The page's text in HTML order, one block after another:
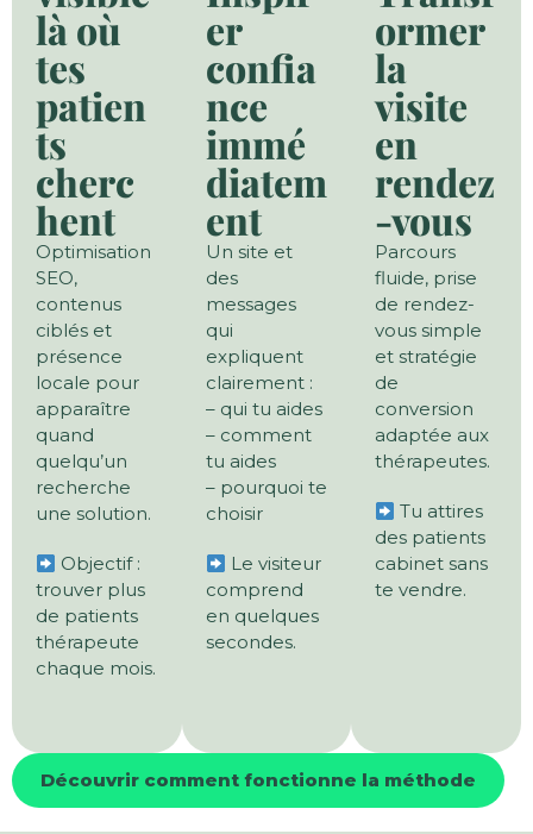
là où
tes
patien
ts
cherc
hent
Optimisation
SEO,
contenus
ciblés et
présence
locale pour
apparaître
quand
quelqu’un
recherche
une solution.
Objectif :
trouver plus
de patients
thérapeute
chaque mois.
er
confia
nce
immé
diatem
ent
Un site et
des
messages
qui
expliquent
clairement :
– qui tu aides
– comment
tu aides
– pourquoi te
choisir
Le visiteur
comprend
en quelques
secondes.
ormer
la
visite
en
rendez
-vous
Parcours
fluide, prise
de rendez-
vous simple
et stratégie
de
conversion
adaptée aux
thérapeutes.
Tu attires
des patients
cabinet sans
te vendre.
Découvrir comment fonctionne la méthode